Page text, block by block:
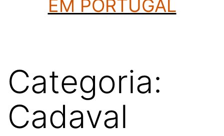
EM PORTUGAL
Categoria:
Cadaval